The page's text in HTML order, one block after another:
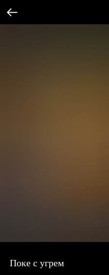
Поке с угрем